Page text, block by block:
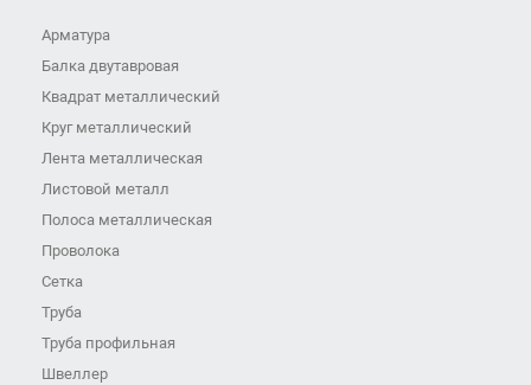
Арматура
Балка двутавровая
Квадрат металлический
Круг металлический
Лента металлическая
Листовой металл
Полоса металлическая
Проволока
Сетка
Труба
Труба профильная
Швеллер